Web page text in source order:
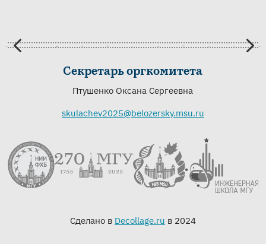
4 5
Секретарь оргкомитета
Птушенко Оксана Сергеевна
skulachev2025@belozersky.msu.ru
Сделано в Decollage.ru в 2024